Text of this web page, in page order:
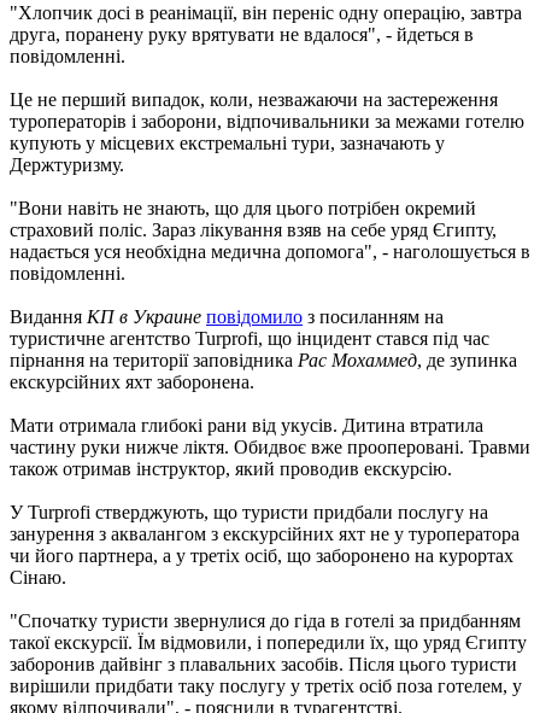
"Хлопчик досі в реанімації, він переніс одну операцію, завтра
друга, поранену руку врятувати не вдалося", - йдеться в
повідомленні.
Це не перший випадок, коли, незважаючи на застереження
туроператорів і заборони, відпочивальники за межами готелю
купують у місцевих екстремальні тури, зазначають у
Держтуризму.
"Вони навіть не знають, що для цього потрібен окремий
страховий поліс. Зараз лікування взяв на себе уряд Єгипту,
надається уся необхідна медична допомога", - наголошується в
повідомленні.
Видання КП в Украине повідомило з посиланням на
туристичне агентство Turprofi, що інцидент стався під час
пірнання на території заповідника Рас Мохаммед, де зупинка
екскурсійних яхт заборонена.
Мати отримала глибокі рани від укусів. Дитина втратила
частину руки нижче ліктя. Обидвоє вже прооперовані. Травми
також отримав інструктор, який проводив екскурсію.
У Turprofi стверджують, що туристи придбали послугу на
занурення з аквалангом з екскурсійних яхт не у туроператора
чи його партнера, а у третіх осіб, що заборонено на курортах
Сінаю.
"Спочатку туристи звернулися до гіда в готелі за придбанням
такої екскурсії. Їм відмовили, і попередили їх, що уряд Єгипту
заборонив дайвінг з плавальних засобів. Після цього туристи
вирішили придбати таку послугу у третіх осіб поза готелем, у
якому відпочивали", - пояснили в турагентстві.